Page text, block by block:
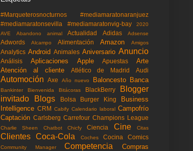
#Marqueterosnocturnos
#mediamaratonaranjuez
#mediamaratonsevilla
#mediamaratonvig-bay
2020
AVE
Abandono animal Actualidad Adidas Adsense
Adwords Alcampo Alimentación Amazon Amigos
Analytics Android Animales Aniversario Anuncio
Análisis Aplicaciones Apple Apuestas
Arte
Atención al cliente
Atlético de Madrid Audi
Automoción Axe Año nuevo Baloncesto Banca
Bankinter Bienvenida Bitácoras BlackBerry
Blogger
invitado
Blogs Bolsa Burger King
Business
Intelligence CRM Cabify Calendario laboral Campofrío
Captación Carlsberg Carrefour Champions League
Charlie Sheen Chatbot Chicfy Ciencia Cine Citas
Clientes Coca-Cola Coches Cocina Comics
Community Manager Competencia Compras